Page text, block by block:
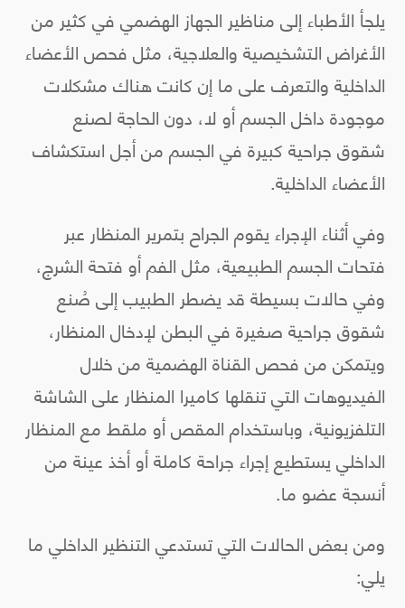
يلجأ الأطباء إلى مناظير الجهاز الهضمي في كثير من
الأغراض التشخيصية والعلاجية، مثل فحص الأعضاء
الداخلية والتعرف على ما إن كانت هناك مشكلات
موجودة داخل الجسم أو لا، دون الحاجة لصنع
شقوق جراحية كبيرة في الجسم من أجل استكشاف
الأعضاء الداخلية.
وفي أثناء الإجراء يقوم الجراح بتمرير المنظار عبر
فتحات الجسم الطبيعية، مثل الفم أو فتحة الشرج،
وفي حالات بسيطة قد يضطر الطبيب إلى صُنع
شقوق جراحية صغيرة في البطن لإدخال المنظار،
ويتمكن من فحص القناة الهضمية من خلال
الفيديوهات التي تنقلها كاميرا المنظار على الشاشة
التلفزيونية، وباستخدام المقص أو ملقط مع المنظار
الداخلي يستطيع إجراء جراحة كاملة أو أخذ عينة من
أنسجة عضو ما.
ومن بعض الحالات التي تستدعي التنظير الداخلي ما
يلي: